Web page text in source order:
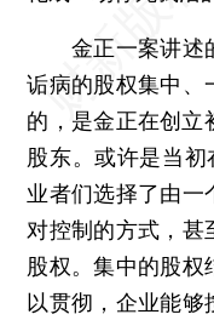
金正一案讲述的
诟病的股权集中、
的，是金正在创立
股东。或许是当初
业者们选择了由一
对控制的方式，甚
股权。集中的股权
以贯彻，企业能够